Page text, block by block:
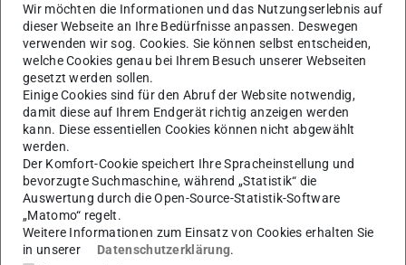
energieeffizienter Bauweise sowohl auf Gebäude-
als auch auf Quartiersebene. Die Studierenden
besitzen die Fähigkeit, unterschiedliche Lösungen
abzuwägen, sachlich und verständlich zu erläutern,
Entscheidungen zu treffen und zu begründen. Die
Studierenden sind in der Lage, die Ergebnisse ihrer
Arbeit in geeigneter Form darzustellen und zu
präsentieren.
Wir möchten die Informationen und das Nutzungserlebnis auf
dieser Webseite an Ihre Bedürfnisse anpassen. Deswegen
verwenden wir sog. Cookies. Sie können selbst entscheiden,
welche Cookies genau bei Ihrem Besuch unserer Webseiten
gesetzt werden sollen.
Einige Cookies sind für den Abruf der Website notwendig,
damit diese auf Ihrem Endgerät richtig anzeigen werden
kann. Diese essentiellen Cookies können nicht abgewählt
werden.
Der Komfort-Cookie speichert Ihre Spracheinstellung und
bevorzugte Suchmaschine, während „Statistik“ die
Auswertung durch die Open-Source-Statistik-Software
„Matomo“ regelt.
Weitere Informationen zum Einsatz von Cookies erhalten Sie
in unserer
Datenschutzerklärung.